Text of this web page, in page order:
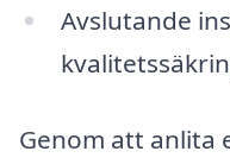
Avslutande
Genom att anlita